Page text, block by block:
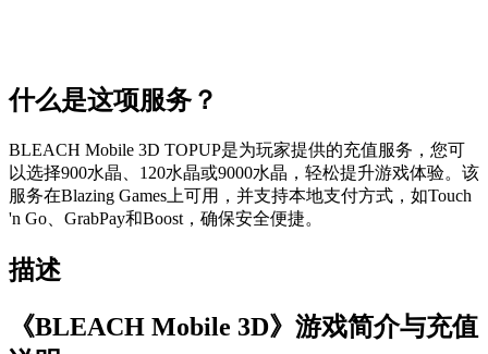
什么是这项服务？
BLEACH Mobile 3D TOPUP是为玩家提供的充值服务，您可
以选择900水晶、120水晶或9000水晶，轻松提升游戏体验。该
服务在Blazing Games上可用，并支持本地支付方式，如Touch
'n Go、GrabPay和Boost，确保安全便捷。
描述
《BLEACH Mobile 3D》游戏简介与充值